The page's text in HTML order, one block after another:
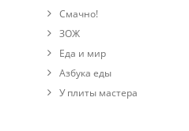
Смачно!
ЗОЖ
Еда и мир
Азбука еды
У плиты мастера